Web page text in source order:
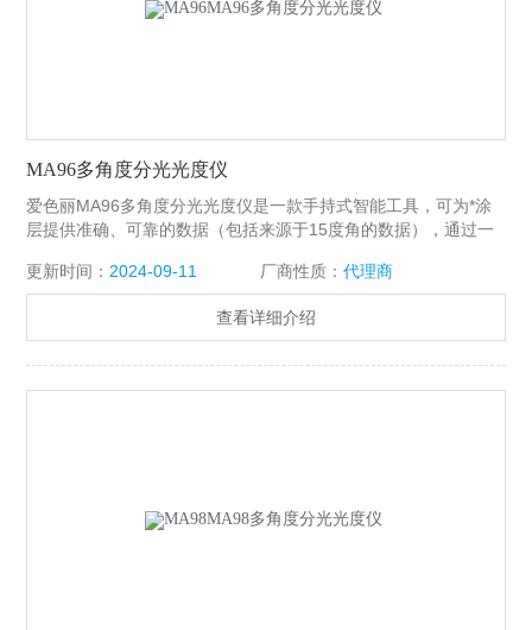
MA96多角度分光光度仪
爱色丽MA96多角度分光光度仪是一款手持式智能工具，可为*涂
层提供准确、可靠的数据（包括来源于15度角的数据），通过一
读取数据。
更新时间： 2024-09-11 厂商性质： 代理商
查看详细介绍